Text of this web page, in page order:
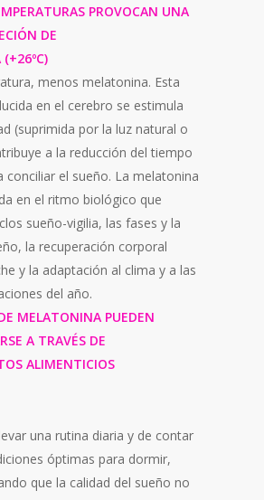
PROVOCAN UNA
DE
menos melatonina. Esta
en el cerebro se estimula
(suprimida por la luz natural o
a la reducción del tiempo
conciliar el sueño. La melatonina
en el ritmo biológico que
sueño-vigilia, las fases y la
la recuperación corporal
y la adaptación al clima y a las
del año.
MELATONINA PUEDEN
A TRAVÉS DE
ALIMENTICIOS
una rutina diaria y de contar
óptimas para dormir,
que la calidad del sueño no